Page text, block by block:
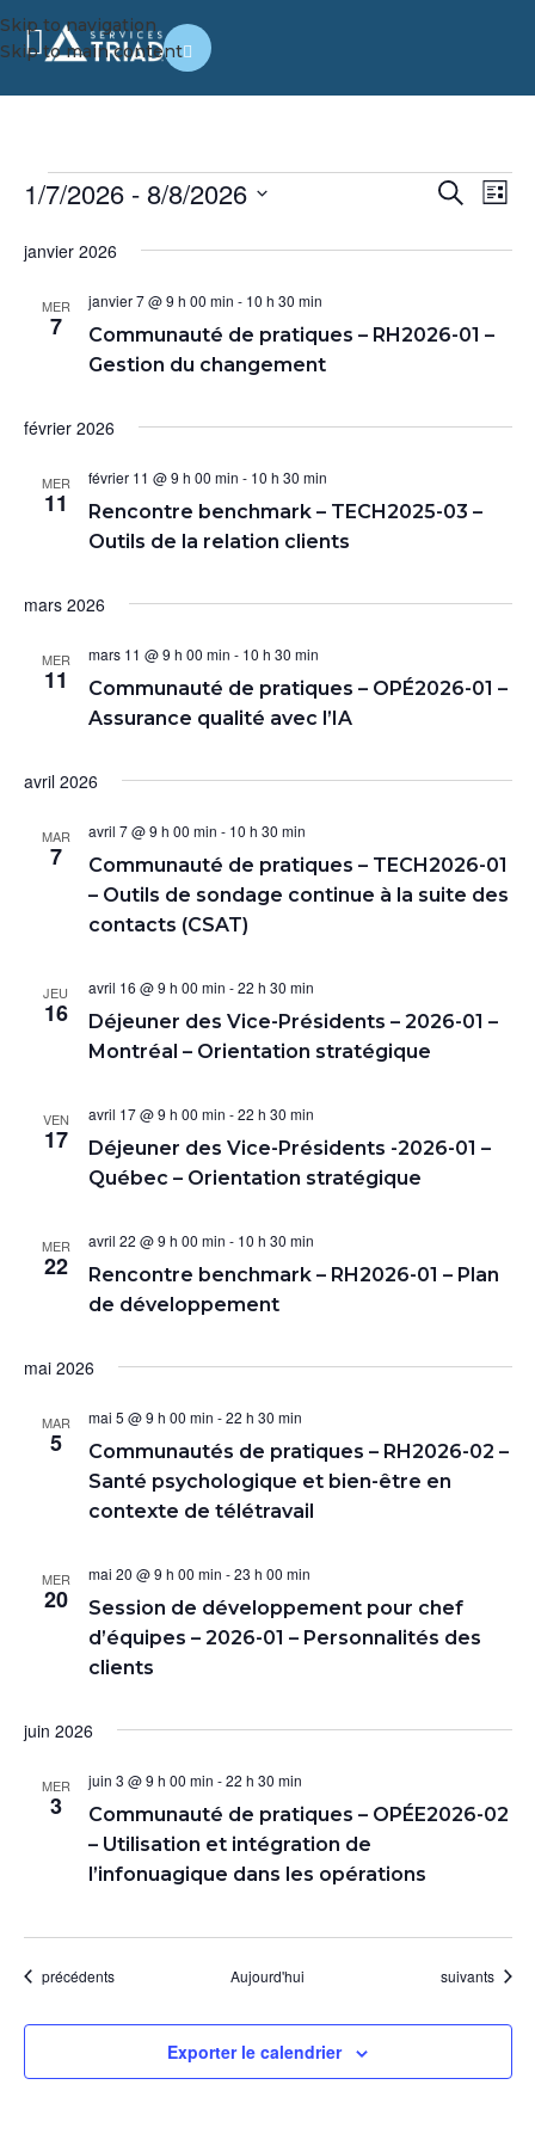
Skip to navigation
Skip to main content
Liste
1/7/2026 - 8/8/2026
la
janvier 2026
MER
7
Communauté de pratiques – RH2026-01 –
Gestion du changement
janvier 7 @ 9 h 00 min - 10 h 30 min
février 2026
MER
11
Rencontre benchmark – TECH2025-03 –
Outils de la relation clients
février 11 @ 9 h 00 min - 10 h 30 min
mars 2026
MER
11
Communauté de pratiques – OPÉ2026-01 –
Assurance qualité avec l’IA
mars 11 @ 9 h 00 min - 10 h 30 min
avril 2026
MAR
7
Communauté de pratiques – TECH2026-01
– Outils de sondage continue à la suite des
contacts (CSAT)
avril 7 @ 9 h 00 min - 10 h 30 min
JEU
16
Déjeuner des Vice-Présidents – 2026-01 –
Montréal – Orientation stratégique
avril 16 @ 9 h 00 min -22 h 30 min
VEN
17
Déjeuner des Vice-Présidents -2026-01 –
Québec – Orientation stratégique
avril 17 @ 9 h 00 min -22 h 30 min
MER
22
Rencontre benchmark – RH2026-01 – Plan
de développement
avril 22 @ 9 h 00 min - 10 h 30 min
mai 2026
MAR
5
Communautés de pratiques – RH2026-02 –
Santé psychologique et bien-être en
contexte de télétravail
mai 5 @ 9 h 00 min -22 h 30 min
MER
20
Session de développement pour chef
d’équipes – 2026-01 – Personnalités des
clients
mai 20 @ 9 h 00 min -23 h 00 min
juin 2026
MER
3
Communauté de pratiques – OPÉE2026-02
– Utilisation et intégration de
l’infonuagique dans les opérations
juin 3 @ 9 h 00 min -22 h 30 min
Évènements
précédents Aujourd'hui Évènements
suivants
Exporter le calendrier